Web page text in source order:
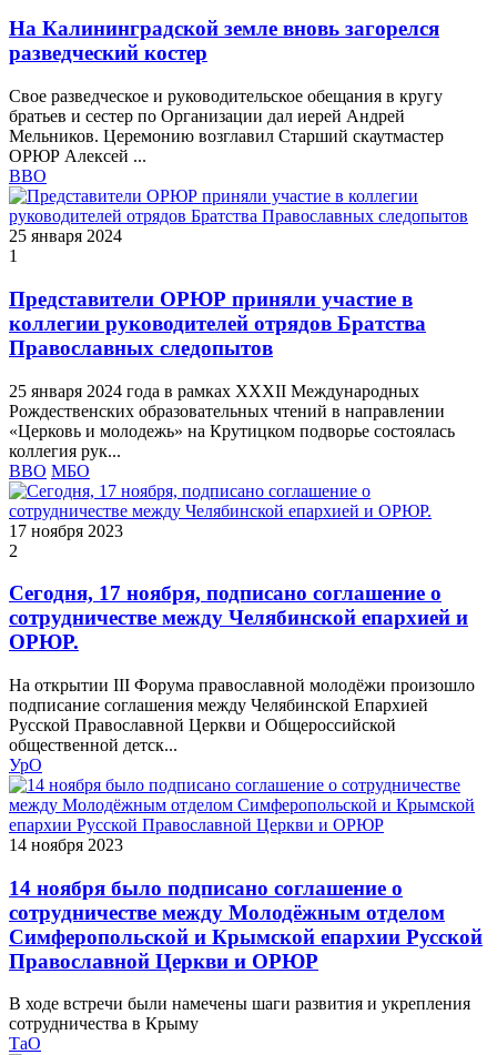
На Калининградской земле вновь загорелся
разведческий костер
Свое разведческое и руководительское обещания в кругу
братьев и сестер по Организации дал иерей Андрей
Мельников. Церемонию возглавил Старший скаутмастер
ОРЮР Алексей ...
ВВО
25 января 2024
1
Представители ОРЮР приняли участие в
коллегии руководителей отрядов Братства
Православных следопытов
25 января 2024 года в рамках XXXII Международных
Рождественских образовательных чтений в направлении
«Церковь и молодежь» на Крутицком подворье состоялась
коллегия рук...
ВВО МБО
17 ноября 2023
2
Сегодня, 17 ноября, подписано соглашение о
сотрудничестве между Челябинской епархией и
ОРЮР.
На открытии III Форума православной молодёжи произошло
подписание соглашения между Челябинской Епархией
Русской Православной Церкви и Общероссийской
общественной детск...
УрО
14 ноября 2023
14 ноября было подписано соглашение о
сотрудничестве между Молодёжным отделом
Симферопольской и Крымской епархии Русской
Православной Церкви и ОРЮР
В ходе встречи были намечены шаги развития и укрепления
сотрудничества в Крыму
ТаО